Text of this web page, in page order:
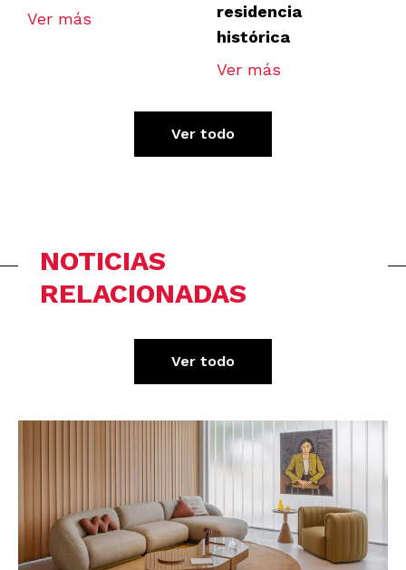
Ver más
residencia
histórica
Ver más
Ver todo
NOTICIAS
RELACIONADAS
Ver todo